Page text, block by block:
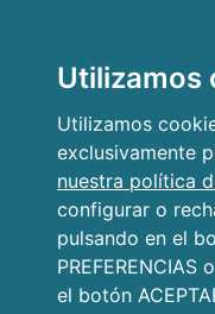
Utilizamos
Utilizamos
exclusivamente
nuestra política
configurar o
pulsando en el
el botón